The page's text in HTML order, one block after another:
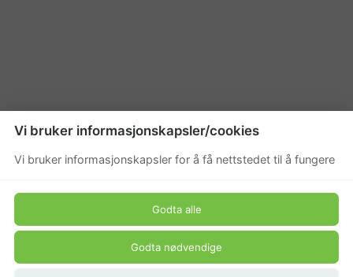
Vi bruker informasjonskapsler/cookies
Vi bruker informasjonskapsler for å få nettstedet til å fungere
Godta alle
Godta nødvendige